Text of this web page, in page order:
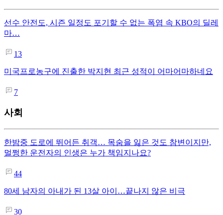
선수 안전도, 시즌 일정도 포기할 수 없는 폭염 속 KBO의 딜레
마…
13
미국프로농구에 진출한 박지현 최근 성적이 어마어마하네요
7
사회
한밤중 도로에 뛰어든 취객… 목숨을 잃은 것도 참변이지만,
멀쩡한 운전자의 인생은 누가 책임지나요?
44
80세 남자의 아내가 된 13살 아이…끝나지 않은 비극
30